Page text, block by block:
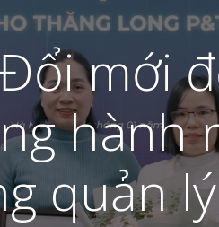
mới
hành
quản lý